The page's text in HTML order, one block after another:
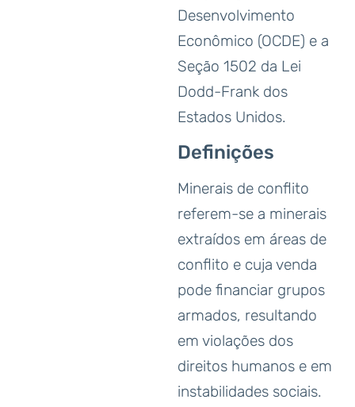
Desenvolvimento
Econômico (OCDE) e a
Seção 1502 da Lei
Dodd-Frank dos
Estados Unidos.
Definições
Minerais de conflito
referem-se a minerais
extraídos em áreas de
conflito e cuja venda
pode financiar grupos
armados, resultando
em violações dos
direitos humanos e em
instabilidades sociais.